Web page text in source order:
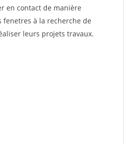
en contact de manière
fenetres à la recherche de
leurs projets travaux.